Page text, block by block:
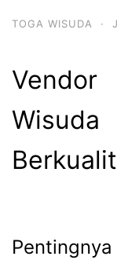
TOGA WISUDA ·